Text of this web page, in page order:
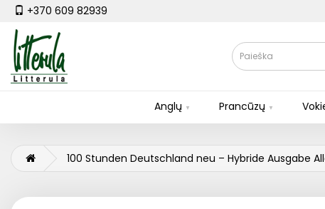
+370 609 82939
Anglų Prancūzų
100 Stunden Deutschland neu – Hybride Ausgabe